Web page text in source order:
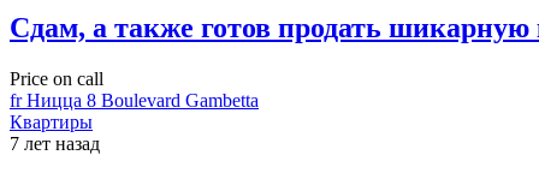
Сдам, а также готов продать
Price on call
fr Ницца 8 Boulevard Gambetta
Квартиры
7 лет назад